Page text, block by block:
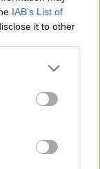
IAB’s List of
it to other
more Google
may click to
party tags to
below Google
még